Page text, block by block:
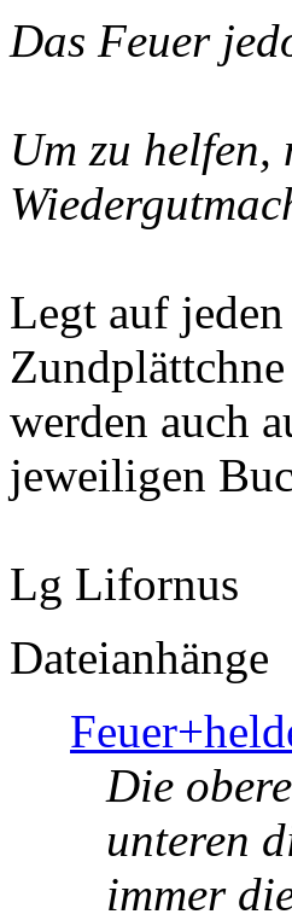
Das Feuer
Um zu
Legt auf
werden auch
jeweiligen
Lg Lifornus
Dateianhänge
Die
unteren
immer